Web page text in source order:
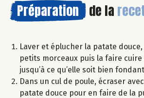
Préparation de la
Laver et éplucher la patate
petits morceaux puis la faire cuire
jusqu’à ce qu’elle soit bien
Dans un cul de poule, écraser
patate douce pour en faire de la